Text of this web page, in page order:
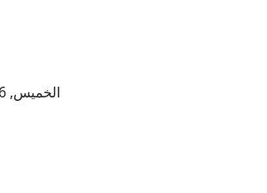
الخميس, 06 أغسطس 2026 – 23 صفر 1448 هـ